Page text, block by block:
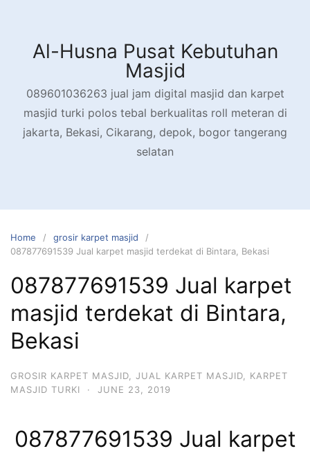
contentAl-Husna Pusat Kebutuhan
Masjid
089601036263 jual jam digital masjid dan karpet
masjid turki polos tebal berkualitas roll meteran di
jakarta, Bekasi, Cikarang, depok, bogor tangerang
selatan
Home
grosir karpet masjid
087877691539 Jual karpet masjid terdekat di Bintara, Bekasi
087877691539 Jual karpet
masjid terdekat di Bintara,
Bekasi
GROSIR KARPET MASJID JUAL KARPET MASJID
KARPET
MASJID TURKI
· JUNE 23, 2019
087877691539 Jual karpet